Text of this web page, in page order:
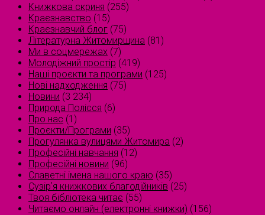
Книжкова скриня (255)
Краєзнавство (15)
Краєзнавчий блог (75)
Літературна Житомирщина (81)
Ми в соцмережах (7)
Молодіжний простір (419)
Наші проєкти та програми (125)
Нові надходження (75)
Новини (3 234)
Природа Полісся (6)
Про нас (1)
Проєкти/Програми (35)
Прогулянка вулицями Житомира (2)
Професійні навчання (12)
Професійні новини (96)
Славетні імена нашого краю (35)
Сузірʼя книжкових благодійників (25)
Твоя бібліотека читає (55)
Читаємо онлайн (електронні книжки) (156)